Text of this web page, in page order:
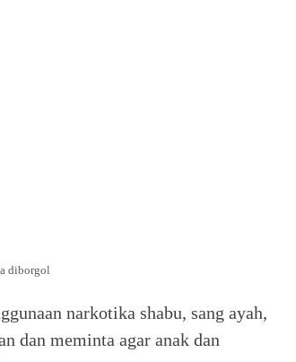
diborgol
narkotika shabu, sang ayah,
dan meminta agar anak dan